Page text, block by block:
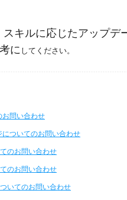
スキルに応じたアップデ
に してください。
お問い合わせ
ついてのお問い合わせ
のお問い合わせ
のお問い合わせ
いてのお問い合わせ